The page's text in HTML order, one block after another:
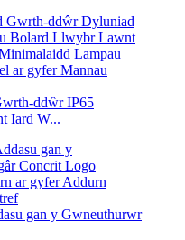
ddŵr IP65
Iard W...
gan y Gwneuthurwr